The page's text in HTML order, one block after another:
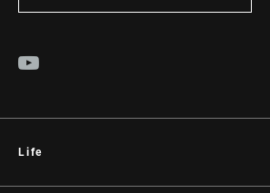
Life